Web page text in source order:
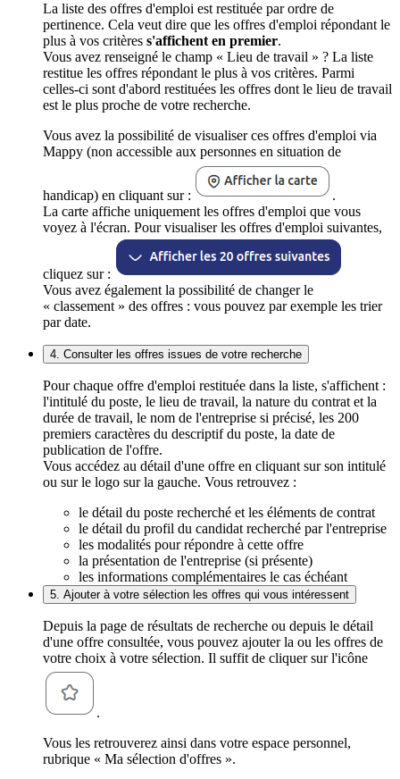
La liste des offres d'emploi est restituée par ordre de
pertinence. Cela veut dire que les offres d'emploi répondant le
plus à vos critères s'affichent en premier.
Vous avez renseigné le champ « Lieu de travail » ? La liste
restitue les offres répondant le plus à vos critères. Parmi
celles-ci sont d'abord restituées les offres dont le lieu de travail
est le plus proche de votre recherche.
Vous avez la possibilité de visualiser ces offres d'emploi via
Mappy (non accessible aux personnes en situation de
handicap) en cliquant sur :
.
La carte affiche uniquement les offres d'emploi que vous
voyez à l'écran. Pour visualiser les offres d'emploi suivantes,
cliquez sur :
Vous avez également la possibilité de changer le
« classement » des offres : vous pouvez par exemple les trier
par date.
4. Consulter les offres issues de votre recherche
Pour chaque offre d'emploi restituée dans la liste, s'affichent :
l'intitulé du poste, le lieu de travail, la nature du contrat et la
durée de travail, le nom de l'entreprise si précisé, les 200
premiers caractères du descriptif du poste, la date de
publication de l'offre.
Vous accédez au détail d'une offre en cliquant sur son intitulé
ou sur le logo sur la gauche. Vous retrouvez :
le détail du poste recherché et les éléments de contrat
le détail du profil du candidat recherché par l'entreprise
les modalités pour répondre à cette offre
la présentation de l'entreprise (si présente)
les informations complémentaires le cas échéant
5. Ajouter à votre sélection les offres qui vous intéressent
Depuis la page de résultats de recherche ou depuis le détail
d'une offre consultée, vous pouvez ajouter la ou les offres de
votre choix à votre sélection. Il suffit de cliquer sur l'icône
.
Vous les retrouverez ainsi dans votre espace personnel,
rubrique « Ma sélection d'offres ».